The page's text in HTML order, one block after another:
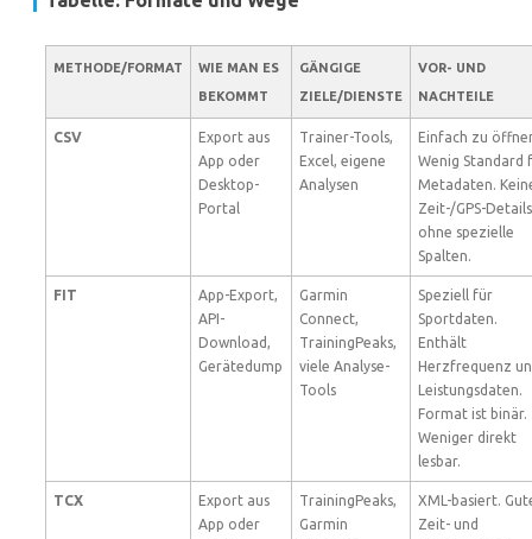
METHODE/FORMAT
WIE MAN ES
BEKOMMT
GÄNGIGE
ZIELE/DIENSTE
VOR- UND
NACHTEILE
CSV
Export aus
App oder
Desktop-
Portal
Trainer-Tools,
Excel, eigene
Analysen
Einfach zu
Wenig Standard
Metadaten.
Zeit-/GPS-Details
ohne spezielle
Spalten.
FIT
App-Export,
API-
Download,
Gerätedump
Garmin
Connect,
TrainingPeaks,
viele Analyse-
Tools
Speziell für
Sportdaten.
Enthält
Herzfrequenz
Leistungsdaten.
Format ist binär.
Weniger direkt
lesbar.
TCX
Export aus
App oder
TrainingPeaks,
Garmin
XML-basiert.
Zeit- und